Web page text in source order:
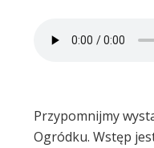
Przypomnijmy
Ogródku. Wstęp